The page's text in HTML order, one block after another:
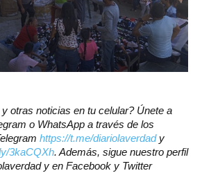
otras noticias en tu celular? Únete a
o WhatsApp a través de los
https://t.me/diariolaverdad y
3kaCQXh. Además, sigue nuestro perfil
y en Facebook y Twitter